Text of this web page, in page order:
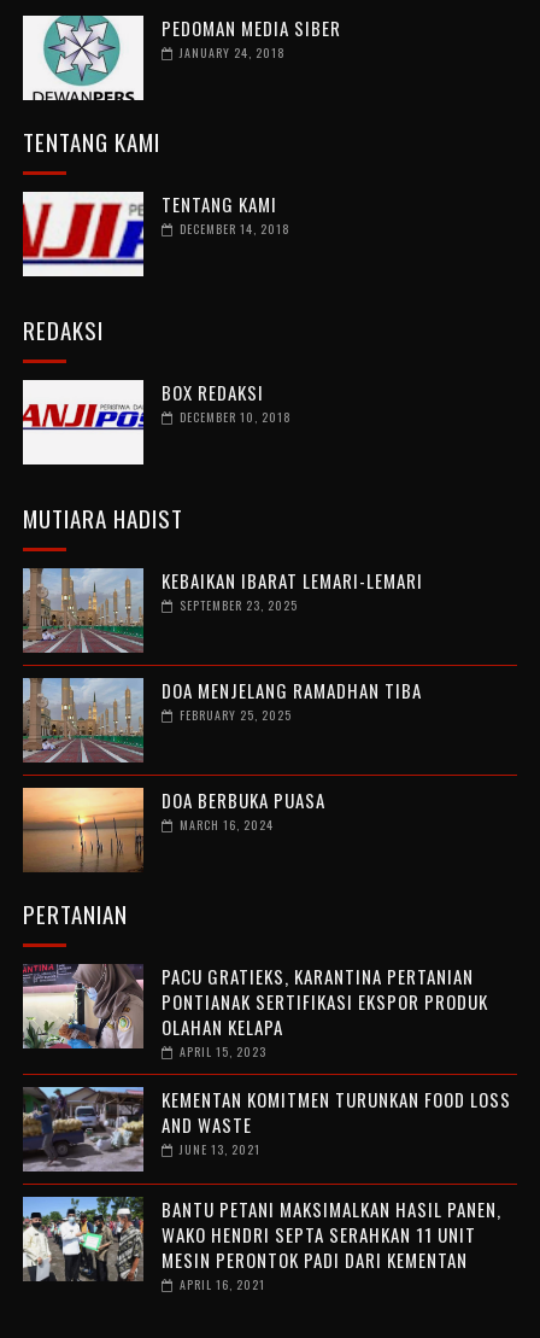
PEDOMAN MEDIA SIBER
JANUARY 24, 2018
TENTANG KAMI
TENTANG KAMI
DECEMBER 14, 2018
REDAKSI
BOX REDAKSI
DECEMBER 10, 2018
MUTIARA HADIST
KEBAIKAN IBARAT LEMARI-LEMARI
SEPTEMBER 23, 2025
DOA MENJELANG RAMADHAN TIBA
FEBRUARY 25, 2025
DOA BERBUKA PUASA
MARCH 16, 2024
PERTANIAN
PACU GRATIEKS, KARANTINA PERTANIAN
PONTIANAK SERTIFIKASI EKSPOR PRODUK
OLAHAN KELAPA
APRIL 15, 2023
KEMENTAN KOMITMEN TURUNKAN FOOD LOSS
AND WASTE
JUNE 13, 2021
BANTU PETANI MAKSIMALKAN HASIL PANEN,
WAKO HENDRI SEPTA SERAHKAN 11 UNIT
MESIN PERONTOK PADI DARI KEMENTAN
APRIL 16, 2021